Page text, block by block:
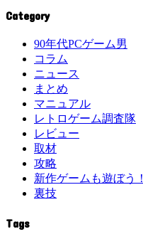
Category
90年代PCゲーム男
コラム
ニュース
まとめ
マニュアル
レトロゲーム調査隊
レビュー
取材
攻略
新作ゲームも遊ぼう！
裏技
Tags